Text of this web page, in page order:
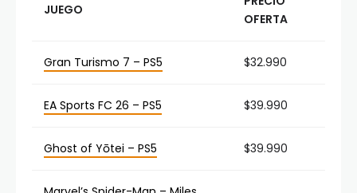
JUEGO
OFERTA
Gran Turismo 7 – PS5 $32.990
EA Sports FC 26 – PS5 $39.990
Ghost of Yōtei – PS5 $39.990